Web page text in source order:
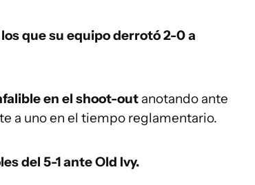
que su equipo derrotó 2-0 a
en el shoot-out anotando ante
a uno en el tiempo reglamentario.
del 5-1 ante Old Ivy.